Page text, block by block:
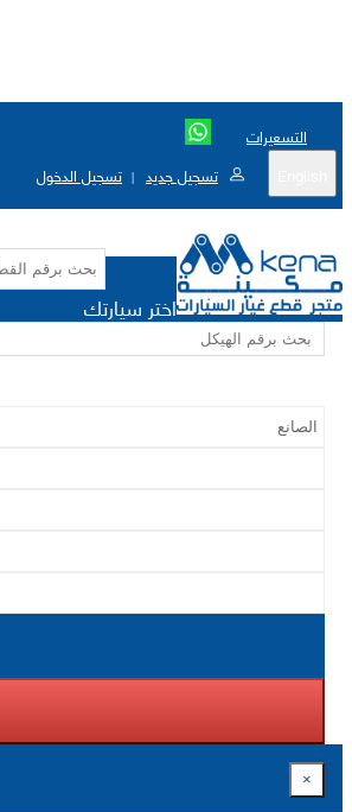
التسعيرات
تسجيل جديد | تسجيل الدخول
اختر سيارتك
×